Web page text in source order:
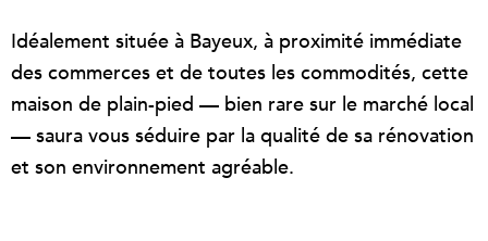
Idéalement située à Bayeux, à proximité immédiate
des commerces et de toutes les commodités, cette
maison de plain-pied — bien rare sur le marché local
— saura vous séduire par la qualité de sa rénovation
et son environnement agréable.